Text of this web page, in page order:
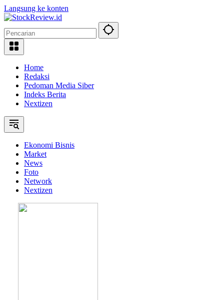
Langsung ke konten
Home
Redaksi
Pedoman Media Siber
Indeks Berita
Nextizen
Ekonomi Bisnis
Market
News
Foto
Network
Nextizen